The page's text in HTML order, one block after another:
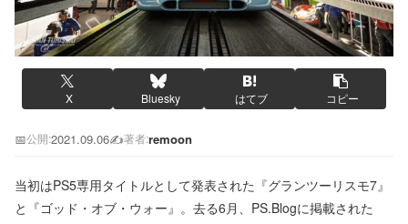
X Bluesky はてブ コピー
📅公開:2021.09.06✍️著者:remoon
当初はPS5専用タイトルとして発表された『グランツーリスモ7』
と『ゴッド・オブ・ウォー』。去る6月、PS.Blogに掲載された